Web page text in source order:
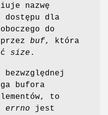
nazwę
dostępu dla
do
buf, która
size .
bufora
to
errno jest